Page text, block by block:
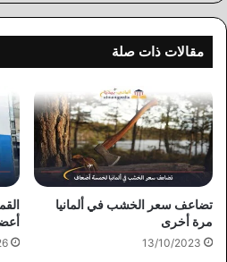
مقالات ذات صلة
تضاعف سعر الخشب في ألمانيا
مرة أخرى
13/10/2023